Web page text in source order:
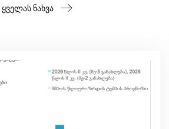
ყველას ნახვა